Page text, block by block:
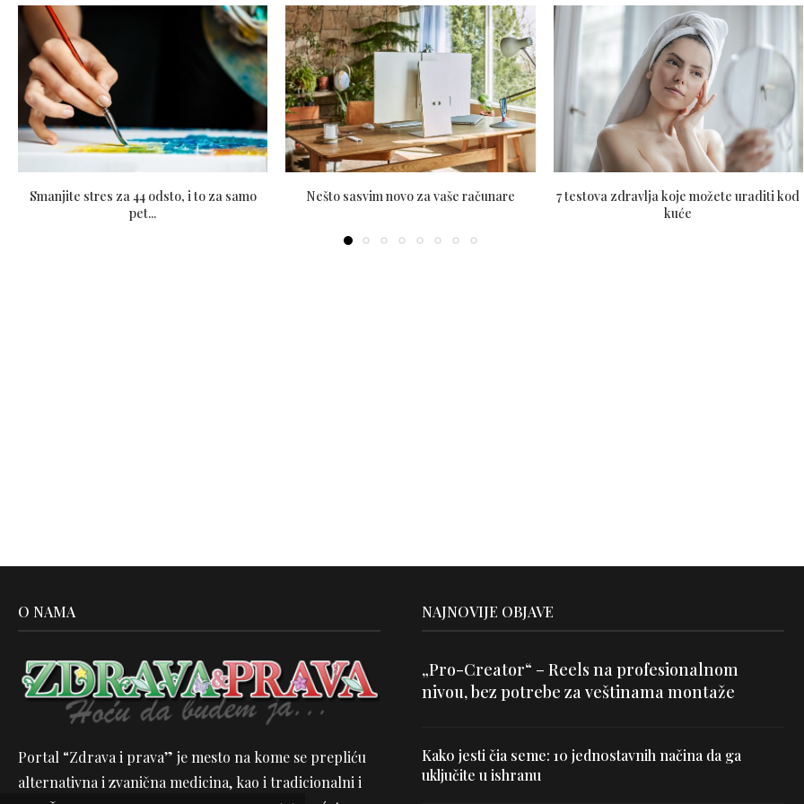
Smanjite stres za 44 odsto, i to za samo
pet...
Nešto sasvim novo za vaše računare
7 testova zdravlja koje možete uraditi kod
kuće
O NAMA
Portal “Zdrava i prava” je mesto na kome se prepliću
alternativna i zvanična medicina, kao i tradicionalni i
NAJNOVIJE OBJAVE
„Pro-Creator“ – Reels na profesionalnom
nivou, bez potrebe za veštinama montaže
Kako jesti čia seme: 10 jednostavnih načina da ga
uključite u ishranu